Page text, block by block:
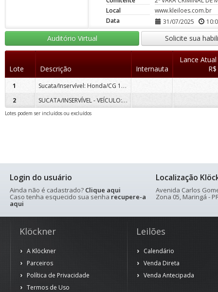
Local
www.kleiloes.com.br
Data
31/07/2025
Auditório Virtual Solicite sua
Lote Descrição Internauta
Lance Atual
R$
1 Sucata/Inservível: Honda/CG 125 Fan KS
2 SUCATA/INSERVÍVEL - VEÍCULO: GM/MONZA
Lotes podem ser incluídos ou excluídos
Login do usuário
Ainda não é cadastrado? Clique aqui
Caso tenha esquecido sua senha recupere-a
aqui
Localização
Avenida Carlos
Zona 05, Maringá -
Klöckner
A Klöckner
Parceiros
Política de Privacidade
Termos de Uso
Leilões
Calendário
Venda Direta
Venda Antecipada